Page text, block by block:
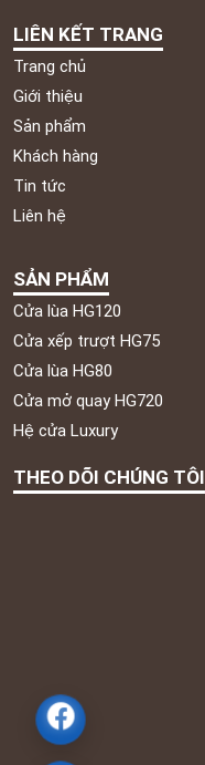
THEO DÕI CHÚNG TÔI
SẢN PHẨM
Cửa lùa HG120
Cửa xếp trượt HG75
Cửa lùa HG80
Cửa mở quay HG720
Hệ cửa Luxury
LIÊN KẾT TRANG
Trang chủ
Giới thiệu
Sản phẩm
Khách hàng
Tin tức
Liên hệ